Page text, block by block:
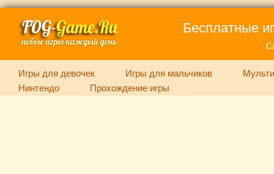
Бесплатные
Игры для девочек Игры для мальчиков
Нинтендо
Прохождение игры